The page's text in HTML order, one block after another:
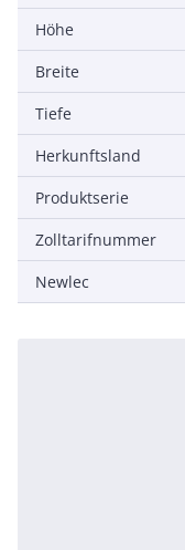
Höhe
Breite
Tiefe
Herkunftsland
Produktserie
Zolltarifnummer
Newlec